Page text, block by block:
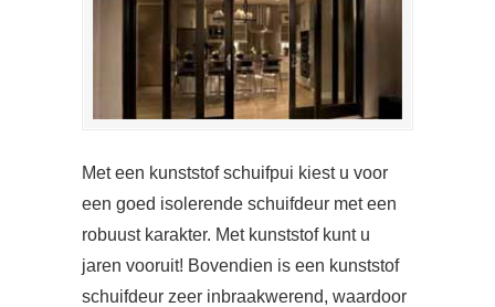
Met een kunststof schuifpui kiest u voor
een goed isolerende schuifdeur met een
robuust karakter. Met kunststof kunt u
jaren vooruit! Bovendien is een kunststof
schuifdeur zeer inbraakwerend, waardoor